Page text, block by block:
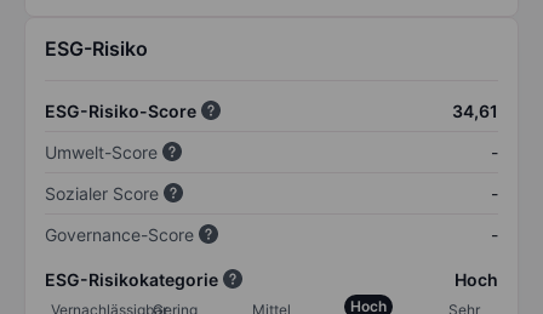
ESG-Risiko
ESG-Risiko-Score
34,61
Umwelt-Score
-
Sozialer Score
-
Governance-Score
-
ESG-Risikokategorie Hoch
VernachlässigbarGering Mittel Hoch
Sehr